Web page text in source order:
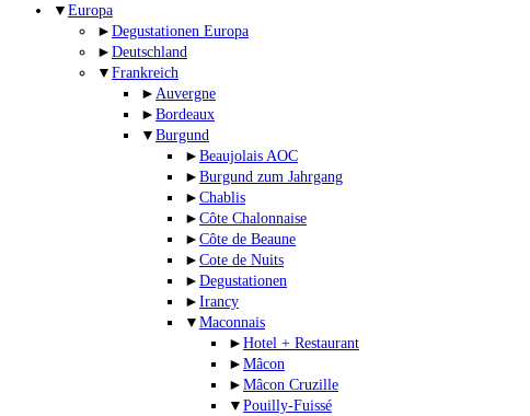
▼ Europa
► Degustationen Europa
► Deutschland
▼ Frankreich
► Auvergne
► Bordeaux
▼ Burgund
► Beaujolais AOC
► Burgund zum Jahrgang
► Chablis
► Côte Chalonnaise
► Côte de Beaune
► Cote de Nuits
► Degustationen
► Irancy
▼ Maconnais
► Hotel + Restaurant
► Mâcon
► Mâcon Cruzille
▼ Pouilly-Fuissé